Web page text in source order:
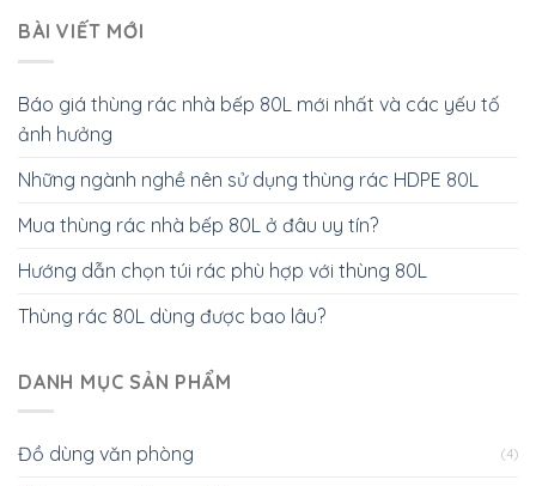
BÀI VIẾT MỚI
Báo giá thùng rác nhà bếp 80L mới nhất và các yếu tố
ảnh hưởng
Những ngành nghề nên sử dụng thùng rác HDPE 80L
Mua thùng rác nhà bếp 80L ở đâu uy tín?
Hướng dẫn chọn túi rác phù hợp với thùng 80L
Thùng rác 80L dùng được bao lâu?
DANH MỤC SẢN PHẨM
Đồ dùng văn phòng (4)